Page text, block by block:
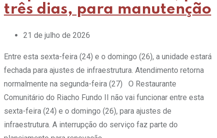
três dias, para manutenção
21 de julho de 2026
Entre esta sexta-feira (24) e o domingo (26), a unidade estará
fechada para ajustes de infraestrutura. Atendimento retorna
normalmente na segunda-feira (27) O Restaurante
Comunitário do Riacho Fundo II não vai funcionar entre esta
sexta-feira (24) e o domingo (26), para ajustes de
infraestrutura. A interrupção do serviço faz parte do